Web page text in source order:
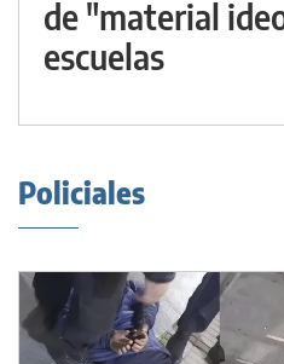
de "material
escuelas
Policiales